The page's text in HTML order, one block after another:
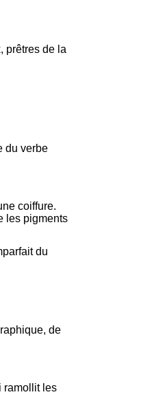
prêtres de la
du verbe
coiffure.
les pigments
du
de
ramollit les